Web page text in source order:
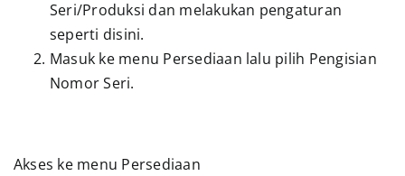
Login
Seri/Produksi dan melakukan pengaturan
seperti disini.
Masuk ke menu Persediaan lalu pilih Pengisian
Nomor Seri.
Akses ke menu Persediaan